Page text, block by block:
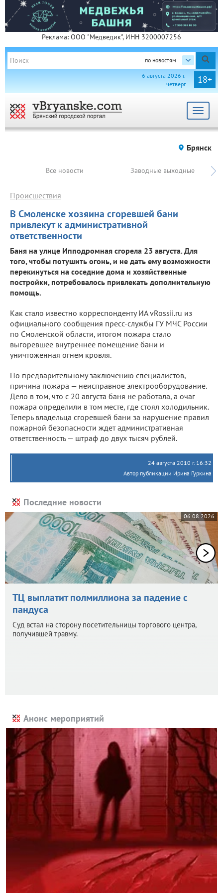
Реклама: ООО "Медведик", ИНН 3200007256
по новостям
18+
6 августа 2026 г.
четверг
Toggle
Брянск
Все новости Заводные выходные
В Смоленске хозяина сгоревшей бани
привлекут к административной
ответственности
Происшествия
Баня на улице Ипподромная сгорела 23 августа. Для
того, чтобы потушить огонь, и не дать ему возможности
перекинуться на соседние дома и хозяйственные
постройки, потребовалось привлекать дополнительную
помощь.
Как стало известно корреспонденту ИА vRossii.ru из
официального сообщения пресс-службы ГУ МЧС России
по Смоленской области, итогом пожара стало
выгоревшее внутреннее помещение бани и
уничтоженная огнем кровля.
По предварительному заключению специалистов,
причина пожара — неисправное электрооборудование.
Дело в том, что с 20 августа баня не работала, а очаг
пожара определили в том месте, где стоял холодильник.
Теперь владельца сгоревшей бани за нарушение правил
пожарной безопасности ждет административная
ответственность — штраф до двух тысяч рублей.
24 августа 2010 г. 16:32
Автор публикации Ирина Гуркина
Последние новости
06.08.2026
ТЦ выплатит полмиллиона за падение с
пандуса
Суд встал на сторону посетительницы торгового центра,
получившей травму.
Анонс мероприятий